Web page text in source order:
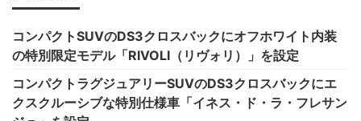
コンパクトSUVのDS3クロスバックにオフホワイト内装
の特別限定モデル「RIVOLI（リヴォリ）」を設定
コンパクトラグジュアリーSUVのDS3クロスバックにエ
クスクルーシブな特別仕様車「イネス・ド・ラ・フレサン